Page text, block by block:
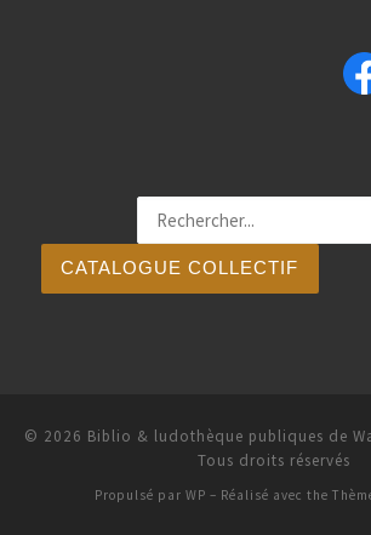
CATALOGUE COLLECTIF
© 2026 Biblio & ludothèque publiques de
Tous droits réservés
Propulsé par WP – Réalisé avec the